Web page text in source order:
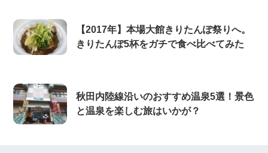
【2017年】本場大館きりたんぽ祭りへ。
きりたんぽ5杯をガチで食べ比べてみた
秋田内陸線沿いのおすすめ温泉5選！景色
と温泉を楽しむ旅はいかが？